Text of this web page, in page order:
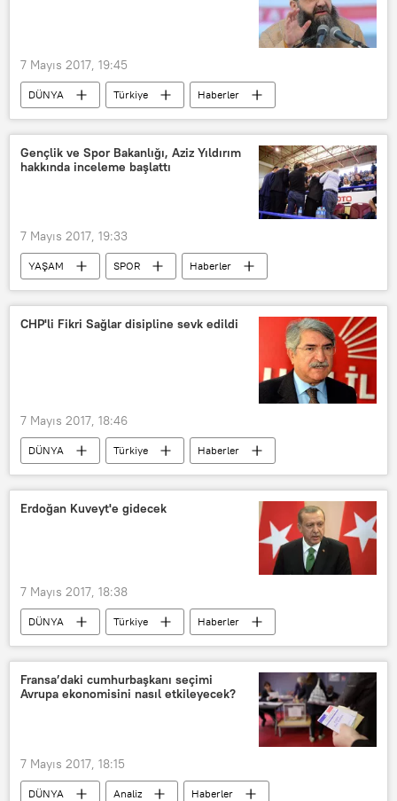
7 Mayıs 2017, 19:45
DÜNYA Türkiye
Haberler
Cübbeli Ahmet Hoca
Adil Öksüz
Gençlik ve Spor Bakanlığı, Aziz Yıldırım
hakkında inceleme başlattı
7 Mayıs 2017, 19:33
YAŞAM SPOR
Haberler
Akif Çağatay Kılıç
Aziz Yıldırım
CHP'li Fikri Sağlar disipline sevk edildi
7 Mayıs 2017, 18:46
DÜNYA Türkiye
Haberler
Fikri Sağlar
CHP
Erdoğan Kuveyt'e gidecek
7 Mayıs 2017, 18:38
DÜNYA Türkiye
Haberler
Kuveyt
Recep Tayyip Erdoğan
Fransa’daki cumhurbaşkanı seçimi
Avrupa ekonomisini nasıl etkileyecek?
7 Mayıs 2017, 18:15
DÜNYA Analiz
Haberler